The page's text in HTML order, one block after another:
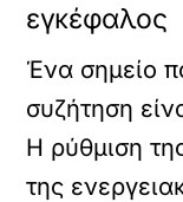
εγκέφαλος
Ένα σημείο
συζήτηση
Η ρύθμιση
της